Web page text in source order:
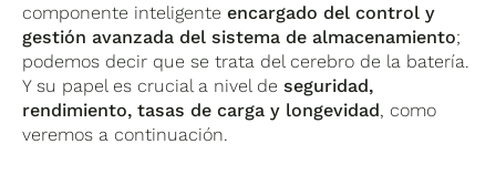
componente inteligenteencargado del control y
gestión avanzada del sistema de almacenamiento;
podemos decir que se trata del cerebro de la batería.
Y su papel es crucial a nivel deseguridad,
rendimiento, tasas de carga y longevidad, como
veremos a continuación.